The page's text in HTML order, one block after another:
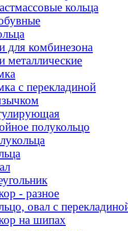
кольца
для комбинезона
металлические
с перекладиной
полукольцо
- разное
овал с
на шипах